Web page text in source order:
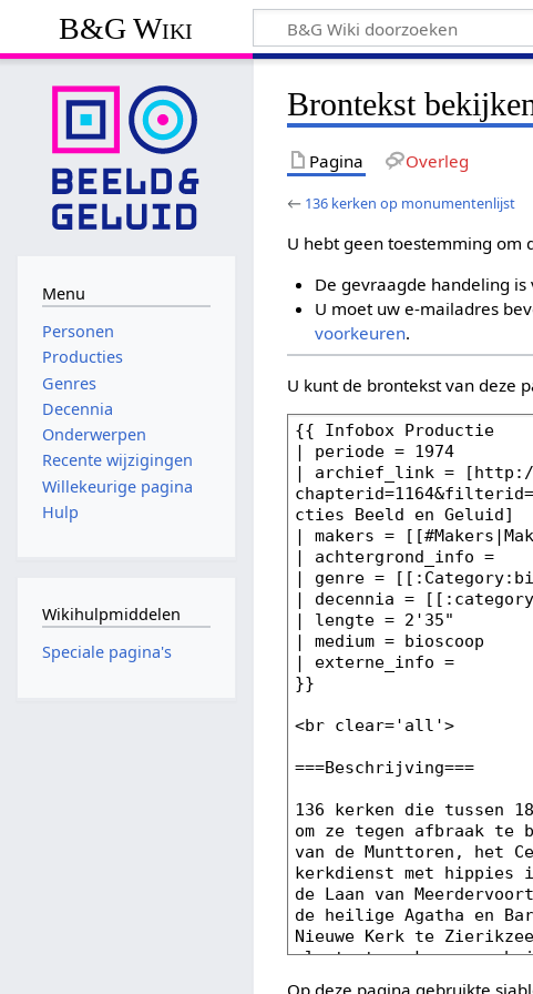
B&G Wiki
Brontekst
Pagina Overleg
← 136 kerken op monumentenlijst
U hebt geen toestemming om
De gevraagde handeling
U moet uw e-mailadres
voorkeuren.
U kunt de brontekst van deze
Op deze pagina gebruikte
Menu
Personen
Producties
Genres
Decennia
Onderwerpen
Recente wijzigingen
Willekeurige pagina
Hulp
Wikihulpmiddelen
Speciale pagina's